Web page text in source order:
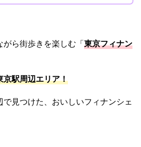
ら街歩きを楽しむ「東京フィナン
京駅周辺エリア！
見つけた、おいしいフィナンシェ